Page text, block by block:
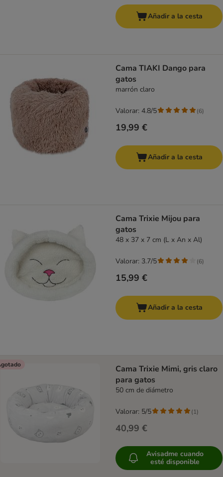
Añadir a la cesta
Cama TIAKI Dango para
gatos
marrón claro
19,99 €
Valorar: 4.8/5 (6)
Añadir a la cesta
Cama Trixie Mijou para
gatos
48 x 37 x 7 cm (L x An x Al)
15,99 €
Valorar: 3.7/5 (6)
Añadir a la cesta
Cama Trixie Mimi, gris claro
para gatos
50 cm de diámetro
40,99 €
Valorar: 5/5 (1)
Avisadme cuando
esté disponible